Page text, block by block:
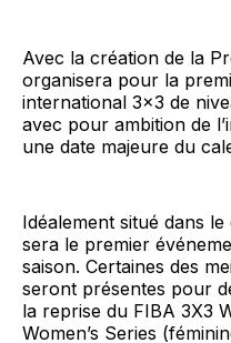
Avec la création de la
organisera pour la
international 3x3 de
avec pour ambition de
une date majeure du
Idéalement situé dans
sera le premier
saison. Certaines des
seront présentes pour
la reprise du FIBA 3X3
Women’s Series